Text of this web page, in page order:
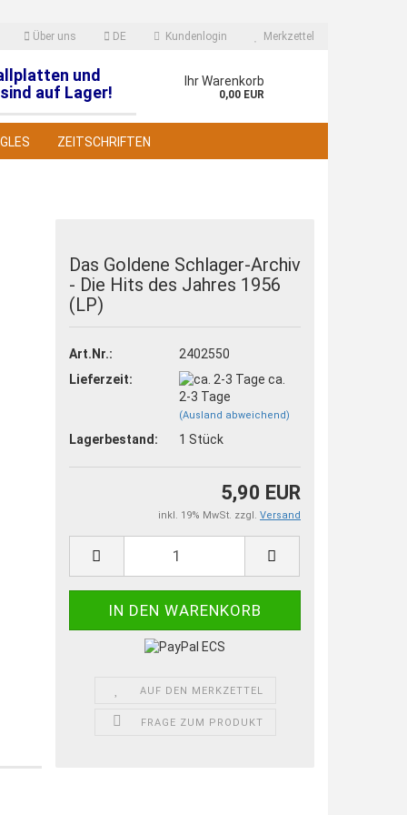
Über uns DE Kundenlogin
vergessen?
Merkzettel
und
auf Lager!
Ihr Warenkorb
0,00 EUR
ZEITSCHRIFTEN
Das Goldene Schlager-Archiv
- Die Hits des Jahres 1956
(LP)
Art.Nr.:
2402550
Lieferzeit:
ca.
2-3 Tage
(Ausland abweichend)
Lagerbestand: 1Stück
5,90 EUR
inkl. 19% MwSt. zzgl. Versand
AUF DEN MERKZETTEL
FRAGE ZUM PRODUKT